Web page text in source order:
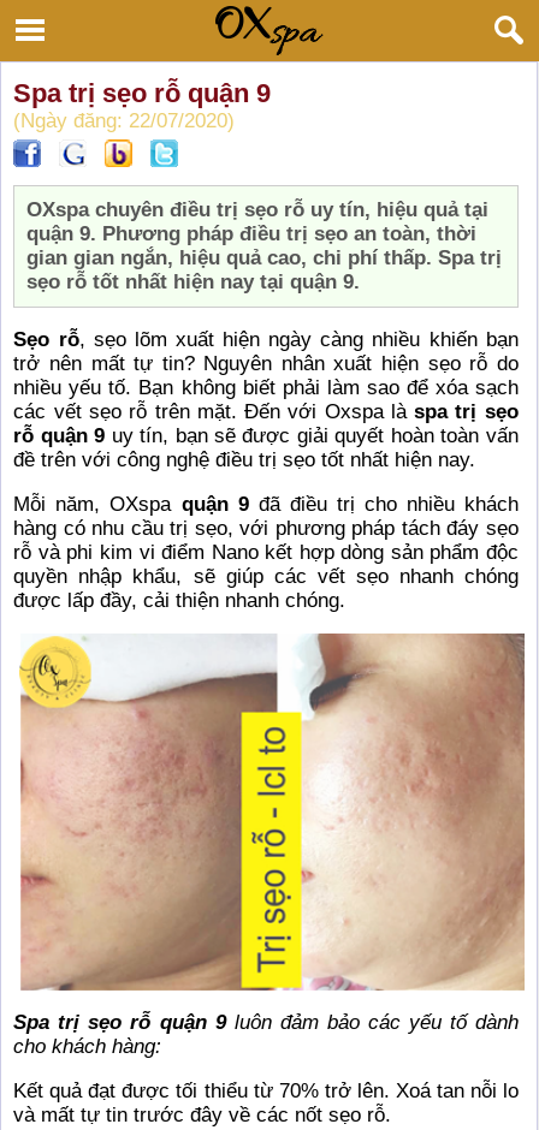
Spa trị sẹo rỗ quận 9
(Ngày đăng: 22/07/2020)
OXspa chuyên điều trị sẹo rỗ uy tín, hiệu quả tại
quận 9. Phương pháp điều trị sẹo an toàn, thời
gian gian ngắn, hiệu quả cao, chi phí thấp. Spa trị
sẹo rỗ tốt nhất hiện nay tại quận 9.
Sẹo rỗ, sẹo lõm xuất hiện ngày càng nhiều khiến bạn
trở nên mất tự tin? Nguyên nhân xuất hiện sẹo rỗ do
nhiều yếu tố. Bạn không biết phải làm sao để xóa sạch
các vết sẹo rỗ trên mặt. Đến với Oxspa làspa trị sẹo
rỗ quận 9 uy tín, bạn sẽ được giải quyết hoàn toàn vấn
đề trên với công nghệ điều trị sẹo tốt nhất hiện nay.
Mỗi năm, OXspa quận 9 đã điều trị cho nhiều khách
hàng có nhu cầu trị sẹo, với phương pháp tách đáy sẹo
rỗ và phi kim vi điểm Nano kết hợp dòng sản phẩm độc
quyền nhập khẩu, sẽ giúp các vết sẹo nhanh chóng
được lấp đầy, cải thiện nhanh chóng.
Spa trị sẹo rỗ quận 9luôn đảm bảo các yếu tố dành
cho khách hàng:
Kết quả đạt được tối thiểu từ 70% trở lên. Xoá tan nỗi lo
và mất tự tin trước đây về các nốt sẹo rỗ.